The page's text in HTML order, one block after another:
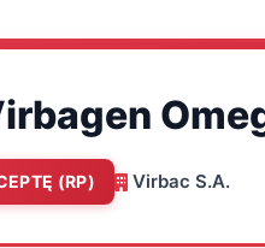
(RP) Virbac S.A.